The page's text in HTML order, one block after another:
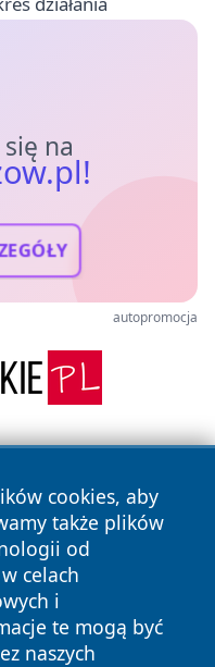
na
autopromocja
cookies, aby
także plików
od
celach
i
te mogą być
naszych
prawa